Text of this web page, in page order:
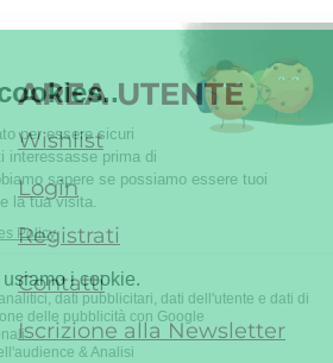
AREA UTENTE
Wishlist
Login
Registrati
Contatti
Iscrizione alla Newsletter